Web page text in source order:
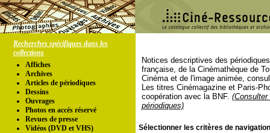
Recherches spécifiques dans les
collections
Affiches
Archives
Articles de périodiques
Dessins
Ouvrages
Photos en accés réservé
Revues de presse
Vidéos (DVD et VHS)
Notices descriptives des
française, de la Cinémathèque de
Cinéma et de l'image animée,
Les titres Cinémagazine et Paris-
coopération avec la BNF.
périodiques)
Sélectionner les critères de